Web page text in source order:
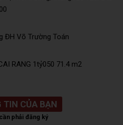
ĐH Võ Trường Toán
RANG 1tỷ050 71.4 m2
TIN CỦA BẠN
phải đăng ký